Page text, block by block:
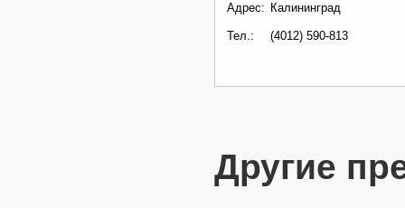
Адрес: Калининград
Тел.: (4012) 590-813
Другие